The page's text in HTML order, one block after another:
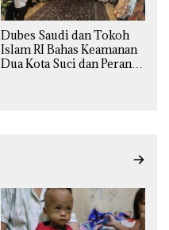
Dubes Saudi dan Tokoh
Islam RI Bahas Keamanan
Dua Kota Suci dan Peran